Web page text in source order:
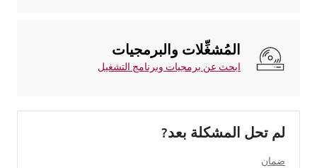
المُشغِّلات والبرمجيات
ابحث عن برمجيات وبرنامج التشغيل
لم تحل المشكلة بعد?
ضمان